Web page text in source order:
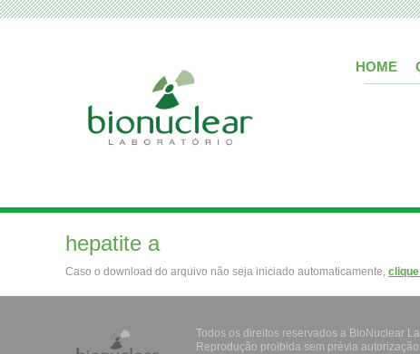
HOME
hepatite a
Caso o download do arquivo não seja iniciado automaticamente,
Todos os direitos reservados a BioNuclear
Reprodução proibida sem prévia autorização.